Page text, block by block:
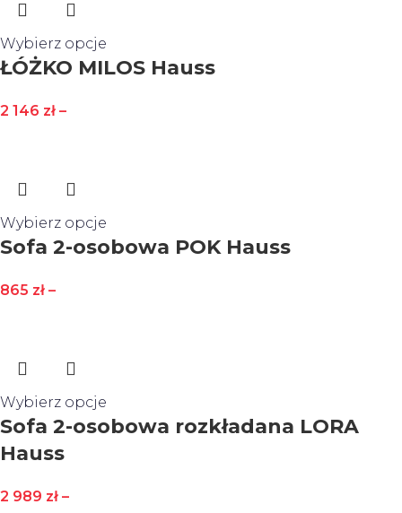
Wybierz opcje
ŁÓŻKO MILOS Hauss
2 146 zł –
Wybierz opcje
Sofa 2-osobowa POK Hauss
865 zł –
Wybierz opcje
Sofa 2-osobowa rozkładana LORA
Hauss
2 989 zł –